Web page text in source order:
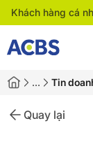
Khách hàng cá
… Tin
Quay lại